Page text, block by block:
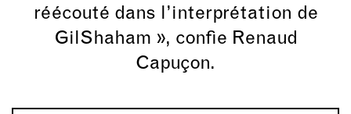
réécouté dans l’interprétation de
GilShaham », confie Renaud
Capuçon.